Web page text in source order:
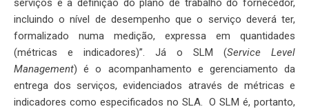
incluindo o nível de desempenho que o serviço deverá ter,
formalizado numa medição, expressa em quantidades
(métricas e indicadores)”. Já o SLM (Service Level
Management) é o acompanhamento e gerenciamento da
entrega dos serviços, evidenciados através de métricas e
indicadores como especificados no SLA. O SLM é, portanto,